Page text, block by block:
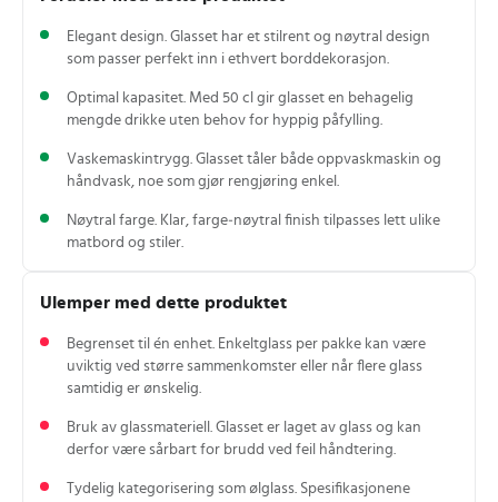
Elegant design. Glasset har et stilrent og nøytral design
som passer perfekt inn i ethvert borddekorasjon.
Optimal kapasitet. Med 50 cl gir glasset en behagelig
mengde drikke uten behov for hyppig påfylling.
Vaskemaskintrygg. Glasset tåler både oppvaskmaskin og
håndvask, noe som gjør rengjøring enkel.
Nøytral farge. Klar, farge‑nøytral finish tilpasses lett ulike
matbord og stiler.
Ulemper med dette produktet
Begrenset til én enhet. Enkeltglass per pakke kan være
uviktig ved større sammenkomster eller når flere glass
samtidig er ønskelig.
Bruk av glassmateriell. Glasset er laget av glass og kan
derfor være sårbart for brudd ved feil håndtering.
Tydelig kategorisering som ølglass. Spesifikasjonene